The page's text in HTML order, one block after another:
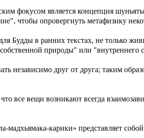
фокусом является концепция
чтобы опровергнуть метафизику
Будды в ранних текстах, не только
природы" или
независимо друг от друга; таким
все вещи возникают всегда
мадхьямака-карики» представляет